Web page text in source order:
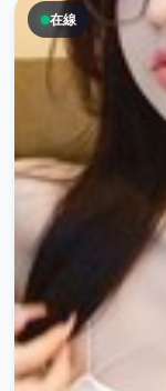
在線